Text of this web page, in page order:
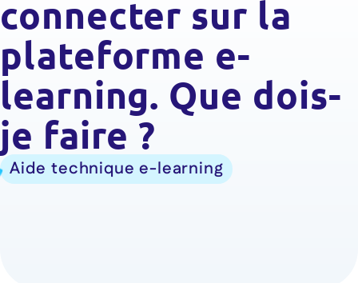
connecter sur la
plateforme e-
learning. Que dois-
je faire ?
Aide technique e-learning